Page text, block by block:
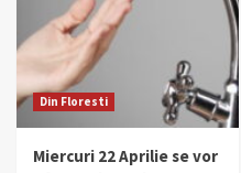
Din Floresti
Miercuri 22 Aprilie se vor